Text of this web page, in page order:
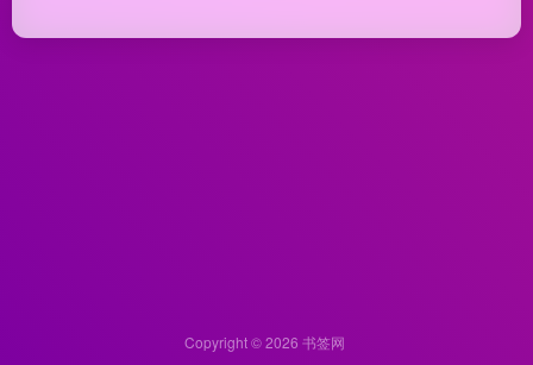
Copyright © 2026 书签网